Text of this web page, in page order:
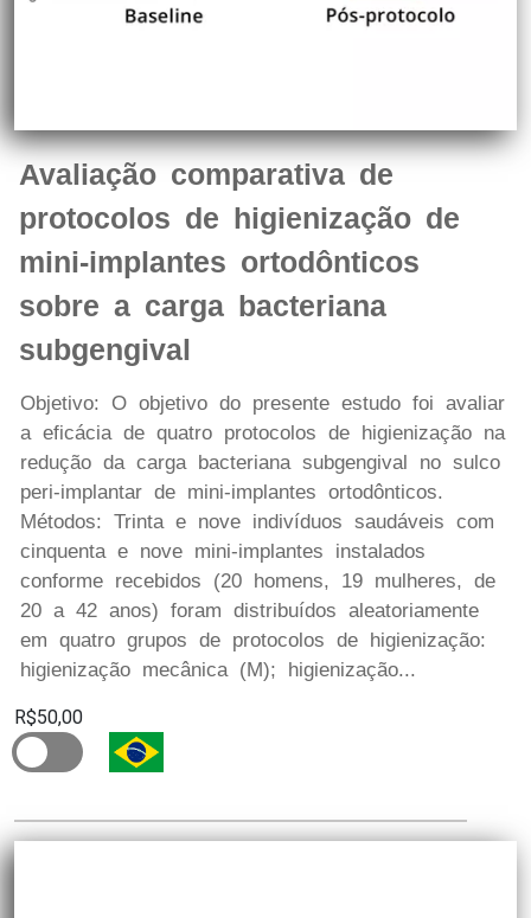
Avaliação comparativa de
protocolos de higienização de
mini-implantes ortodônticos
sobre a carga bacteriana
subgengival
Objetivo: O objetivo do presente estudo foi avaliar
a eficácia de quatro protocolos de higienização na
redução da carga bacteriana subgengival no sulco
peri-implantar de mini-implantes ortodônticos.
Métodos: Trinta e nove indivíduos saudáveis com
cinquenta e nove mini-implantes instalados
conforme recebidos (20 homens, 19 mulheres, de
20 a 42 anos) foram distribuídos aleatoriamente
em quatro grupos de protocolos de higienização:
higienização mecânica (M); higienização...
R$50,00